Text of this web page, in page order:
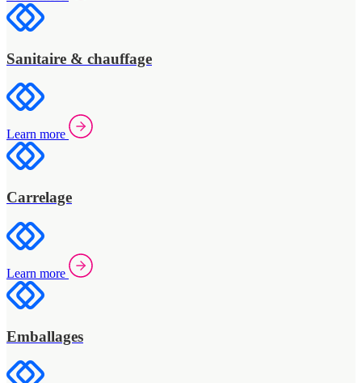
Sanitaire & chauffage
Learn more
Carrelage
Learn more
Emballages